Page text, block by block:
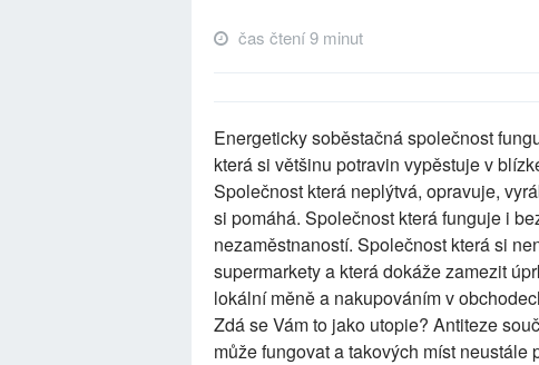
čas čtení 9 minut
Energeticky soběstačná společnost
která si většinu potravin vypěstuje v
Společnost která neplýtvá, opravuje,
si pomáhá. Společnost která funguje i
nezaměstnaností. Společnost která si
supermarkety a která dokáže zamezit
lokální měně a nakupováním v
Zdá se Vám to jako utopie? Antiteze
může fungovat a takových míst neustále